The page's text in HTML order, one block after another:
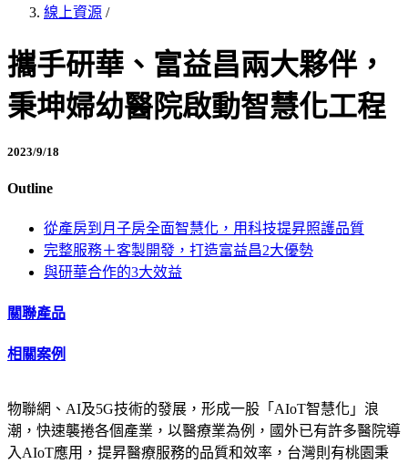
線上資源 /
攜手研華、富益昌兩大夥伴，
秉坤婦幼醫院啟動智慧化工程
2023/9/18
Outline
從產房到月子房全面智慧化，用科技提昇照護品質
完整服務＋客製開發，打造富益昌2大優勢
與研華合作的3大效益
關聯產品
相關案例
物聯網、AI及5G技術的發展，形成一股「AIoT智慧化」浪
潮，快速襲捲各個產業，以醫療業為例，國外已有許多醫院導
入AIoT應用，提昇醫療服務的品質和效率，台灣則有桃園秉